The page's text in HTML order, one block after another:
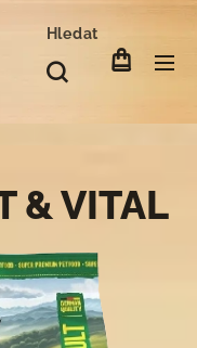
Hledat
& VITAL